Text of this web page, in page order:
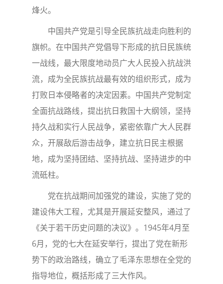
烽火。
中国共产党是引导全民族抗战走向胜利的
旗帜。在中国共产党倡导下形成的抗日民族统
一战线，最大限度地动员广大人民投入抗战洪
流，成为全民族抗战最有效的组织形式，成为
打败日本侵略者的决定因素。中国共产党制定
全面抗战路线，提出抗日救国十大纲领，坚持
持久战和实行人民战争，紧密依靠广大人民群
众，开展敌后游击战争，建立抗日民主根据
地，成为坚持团结、坚持抗战、坚持进步的中
流砥柱。
党在抗战期间加强党的建设，实施了党的
建设伟大工程，尤其是开展延安整风，通过了
《关于若干历史问题的决议》。1945年4月至
6月，党的七大在延安举行，提出了党在新形
势下的政治路线，确立了毛泽东思想在全党的
指导地位，概括形成了三大作风。